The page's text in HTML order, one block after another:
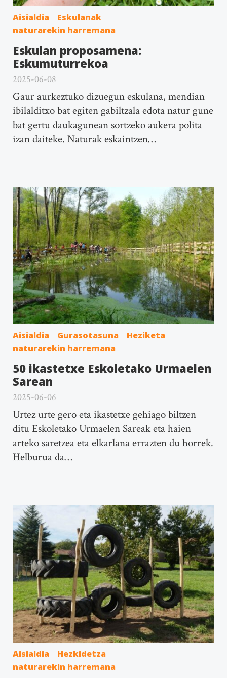
Aisialdia
Eskulanak
naturarekin harremana
Eskulan proposamena:
Eskumuturrekoa
2025-06-08
Gaur aurkeztuko dizuegun eskulana, mendian
ibilalditxo bat egiten gabiltzala edota natur gune
bat gertu daukagunean sortzeko aukera polita
izan daiteke. Naturak eskaintzen…
Aisialdia Gurasotasuna
Heziketa
naturarekin harremana
50 ikastetxe Eskoletako Urmaelen
Sarean
2025-06-06
Urtez urte gero eta ikastetxe gehiago biltzen
ditu Eskoletako Urmaelen Sareak eta haien
arteko saretzea eta elkarlana errazten du horrek.
Helburua da…
Aisialdia
Hezkidetza
naturarekin harremana